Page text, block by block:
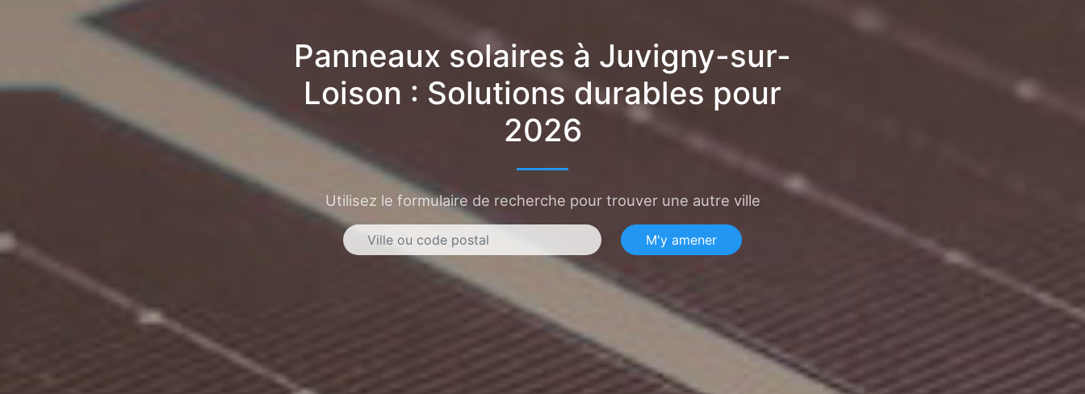
Panneaux solaires à Juvigny-sur-
Loison : Solutions durables pour
2026
Utilisez le formulaire de recherche pour trouver une autre ville
M'y amener